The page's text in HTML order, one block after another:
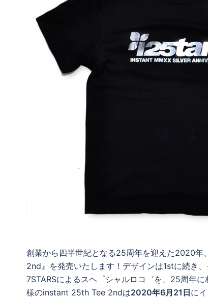
創業から四半世紀となる25周年を迎えた2020
2nd』を発売いたします！デザインは1stに続き
7STARSによるスヘ゜シャルロコ゛を、25周年
様のinstant 25th Tee 2ndは2020年6月21日に